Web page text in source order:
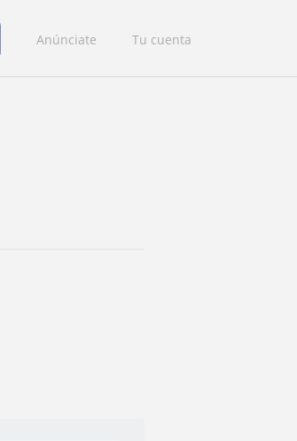
Anúnciate Tu cuenta